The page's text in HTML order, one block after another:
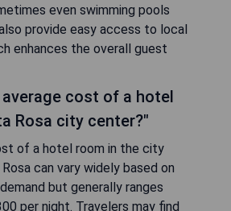
even swimming pools
provide easy access to local
enhances the overall guest
cost of a hotel
Rosa city center?"
of a hotel room in the city
can vary widely based on
but generally ranges
per night. Travelers may find